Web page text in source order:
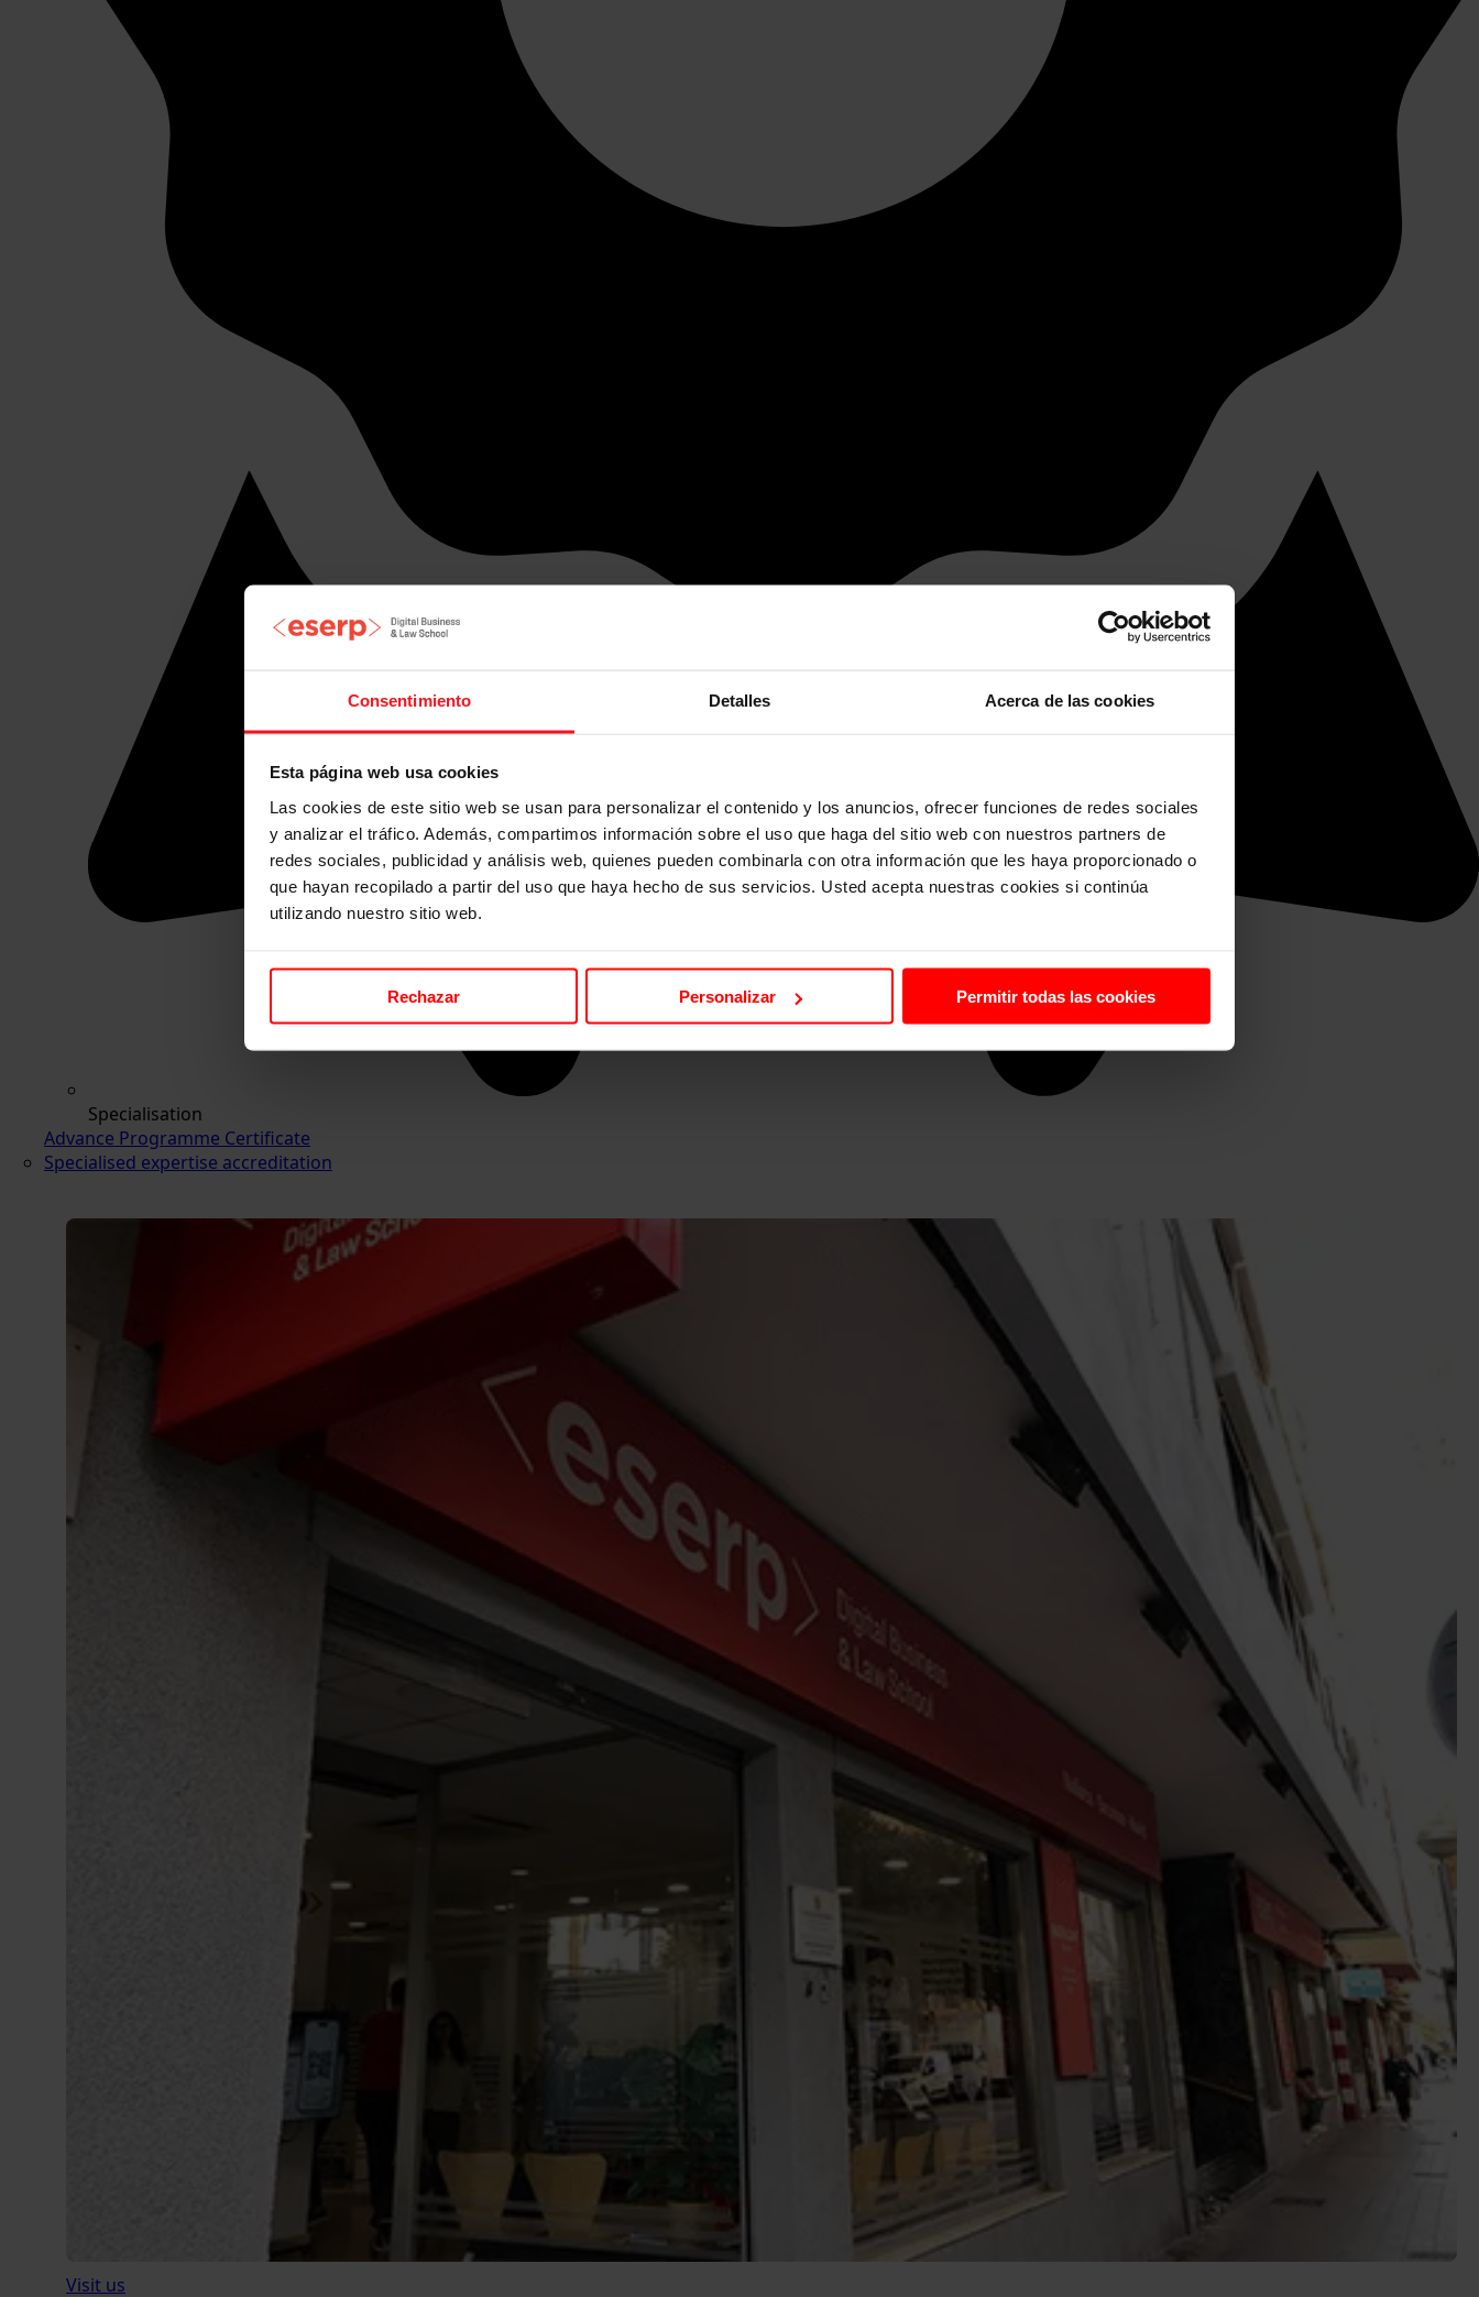
Consentimiento Detalles Acerca de las cookies
Esta página web usa cookies
Las cookies de este sitio web se usan para personalizar el contenido y los anuncios, ofrecer funciones de redes sociales
y analizar el tráfico. Además, compartimos información sobre el uso que haga del sitio web con nuestros partners de
redes sociales, publicidad y análisis web, quienes pueden combinarla con otra información que les haya proporcionado o
que hayan recopilado a partir del uso que haya hecho de sus servicios. Usted acepta nuestras cookies si continúa
utilizando nuestro sitio web.
Rechazar Personalizar Permitir todas las cookies
Specialisation
Advance Programme Certificate
Specialised expertise accreditation
Visit us